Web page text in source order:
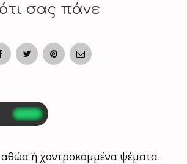
σας πάνε
ή χοντροκομμένα ψέματα.